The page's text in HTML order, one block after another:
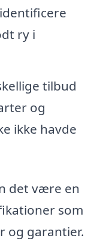
ry i
tilbud
og
ikke havde
det være en
som
og garantier.